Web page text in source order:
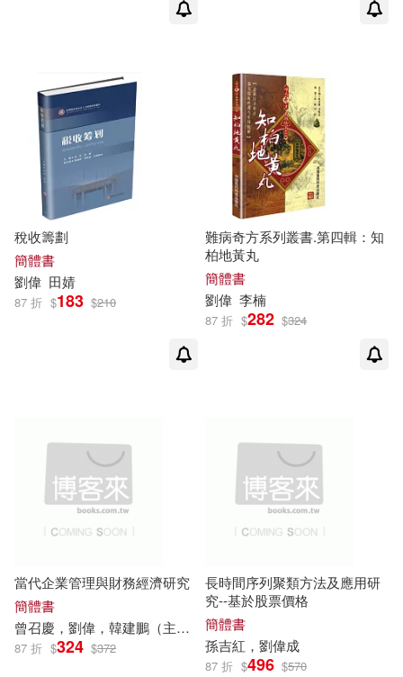
李純青，劉偉（主編）(2)
楊孟瑜(2)
薛大龍，劉偉（主編）(2)
鄭惠美(2) 閆永飛，劉偉(2)
（愛爾蘭）露西·考德威爾(2)
（美）諾瓦爾．霍金斯(2)
(土)MEHMET TURGUT，（摩洛
哥）AIL AKHADDAR，（土)WALT
ER A.HALL等(1)
人民交通出版社(5)
印刷工業出版社(5)
哈爾濱工業大學出版社(5)
山東人民出版社(5)
東南大學出版社(5)
石油工業出版社(5)
萬里機構(5)
西南財經大學出版社(5)
上海科學技術出版社(4)
稅收籌劃
簡體書
劉偉 田婧
87 折 $183 $210
難病奇方系列叢書.第四輯：知
柏地黃丸
簡體書
劉偉 李楠
87 折 $282 $324
當代企業管理與財務經濟研究
簡體書
曾召慶， 劉偉 ，韓建鵬（主編）
87 折 $324 $372
長時間序列聚類方法及應用研
究--基於股票價格
簡體書
孫吉紅， 劉偉成
87 折 $496 $570